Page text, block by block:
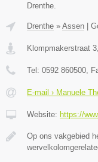
Drenthe.
Drenthe » Assen
Klompmakerstraat 3,
Tel: 0592 860500,
E-mail › Manuele
Website: https://
Op ons vakgebied